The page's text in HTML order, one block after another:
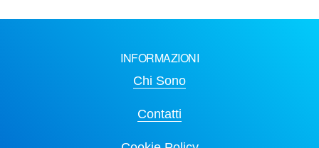
INFORMAZIONI
Chi Sono
Contatti